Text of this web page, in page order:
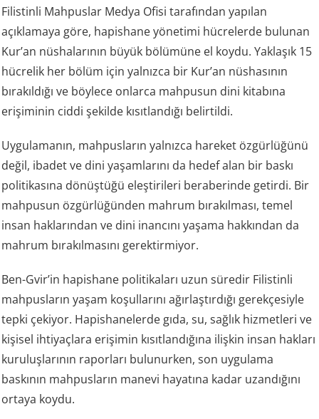
Filistinli Mahpuslar Medya Ofisi tarafından yapılan
açıklamaya göre, hapishane yönetimi hücrelerde bulunan
Kur’an nüshalarının büyük bölümüne el koydu. Yaklaşık 15
hücrelik her bölüm için yalnızca bir Kur’an nüshasının
bırakıldığı ve böylece onlarca mahpusun dini kitabına
erişiminin ciddi şekilde kısıtlandığı belirtildi.
Uygulamanın, mahpusların yalnızca hareket özgürlüğünü
değil, ibadet ve dini yaşamlarını da hedef alan bir baskı
politikasına dönüştüğü eleştirileri beraberinde getirdi. Bir
mahpusun özgürlüğünden mahrum bırakılması, temel
insan haklarından ve dini inancını yaşama hakkından da
mahrum bırakılmasını gerektirmiyor.
Ben-Gvir’in hapishane politikaları uzun süredir Filistinli
mahpusların yaşam koşullarını ağırlaştırdığı gerekçesiyle
tepki çekiyor. Hapishanelerde gıda, su, sağlık hizmetleri ve
kişisel ihtiyaçlara erişimin kısıtlandığına ilişkin insan hakları
kuruluşlarının raporları bulunurken, son uygulama
baskının mahpusların manevi hayatına kadar uzandığını
ortaya koydu.